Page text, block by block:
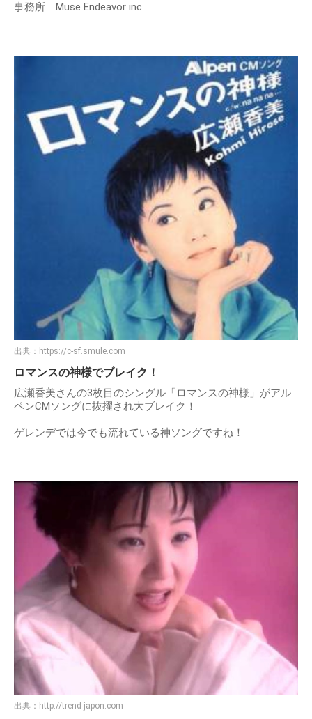
事務所 Muse Endeavor inc.
出典： https://c-sf.smule.com
ロマンスの神様でブレイク！
広瀬香美さんの3枚目のシングル「ロマンスの神様」がアル
ペンCMソングに抜擢され大ブレイク！
ゲレンデでは今でも流れている神ソングですね！
出典： http://trend-japon.com